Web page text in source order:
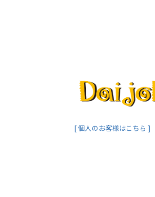
[ 個人のお客様はこちら ]